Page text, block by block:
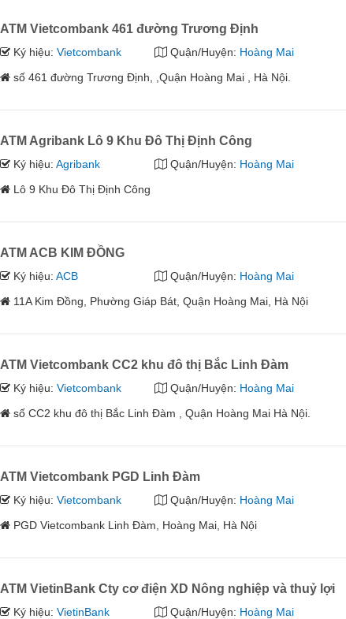
ATM Vietcombank 461 đường Trương Định
Ký hiệu:Vietcombank Quận/Huyện: Hoàng Mai
số 461 đường Trương Định, ,Quận Hoàng Mai , Hà Nội.
ATM Agribank Lô 9 Khu Đô Thị Định Công
Ký hiệu:Agribank Quận/Huyện: Hoàng Mai
Lô 9 Khu Đô Thị Định Công
ATM ACB KIM ĐỒNG
Ký hiệu:ACB Quận/Huyện: Hoàng Mai
11A Kim Đồng, Phường Giáp Bát, Quận Hoàng Mai, Hà Nội
ATM Vietcombank CC2 khu đô thị Bắc Linh Đàm
Ký hiệu:Vietcombank Quận/Huyện: Hoàng Mai
số CC2 khu đô thị Bắc Linh Đàm , Quận Hoàng Mai Hà Nội.
ATM Vietcombank PGD Linh Đàm
Ký hiệu:Vietcombank Quận/Huyện: Hoàng Mai
PGD Vietcombank Linh Đàm, Hoàng Mai, Hà Nội
ATM VietinBank Cty cơ điện XD Nông nghiệp và thuỷ lợi
Ký hiệu:VietinBank Quận/Huyện: Hoàng Mai